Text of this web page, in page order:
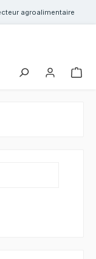
agroalimentaire